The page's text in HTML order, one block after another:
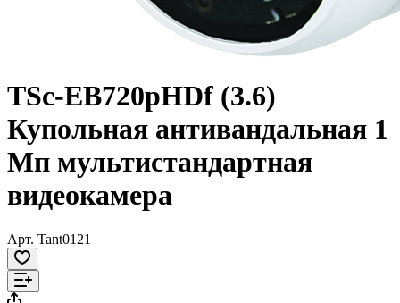
TSc-EB720pHDf (3.6)
Купольная антивандальная 1
Мп мультистандартная
видеокамера
Арт. Tant0121